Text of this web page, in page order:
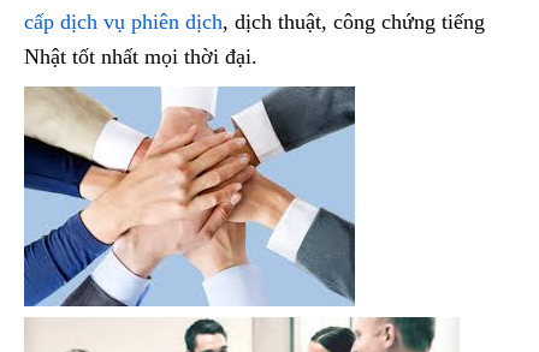
cấp dịch vụ phiên dịch, dịch thuật, công chứng tiếng
Nhật tốt nhất mọi thời đại.